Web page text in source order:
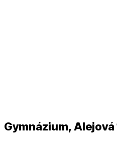
Gymnázium, Alejová